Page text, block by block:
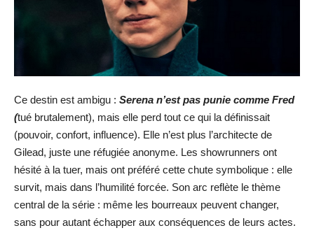
Ce destin est ambigu : Serena n’est pas punie comme Fred
(tué brutalement), mais elle perd tout ce qui la définissait
(pouvoir, confort, influence). Elle n’est plus l’architecte de
Gilead, juste une réfugiée anonyme. Les showrunners ont
hésité à la tuer, mais ont préféré cette chute symbolique : elle
survit, mais dans l’humilité forcée. Son arc reflète le thème
central de la série : même les bourreaux peuvent changer,
sans pour autant échapper aux conséquences de leurs actes.